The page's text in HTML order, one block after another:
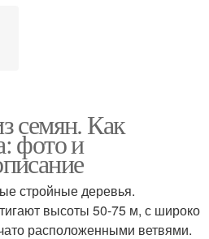
семян. Как
фото и
стройные деревья.
высоты 50-75 м, с широко
расположенными ветвями.